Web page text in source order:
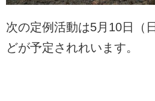
次の定例活動は5月10日（
どが予定されれいます。